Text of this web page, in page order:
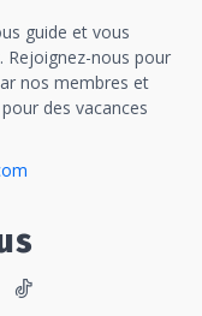
guide et vous
Rejoignez-nous pour
nos membres et
des vacances